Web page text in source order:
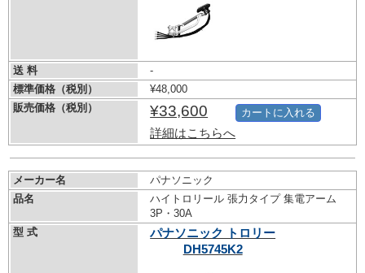
送 料
-
標準価格（税別）
¥48,000
販売価格（税別）
¥33,600
詳細はこちらへ
カートに入れる
メーカー名
パナソニック
品名
ハイトロリール 張力タイプ 集電アーム
3P・30A
型 式
パナソニック トロリー
DH5745K2